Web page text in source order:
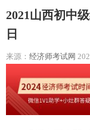
2021山西初中
日
来源： 经济师考试网